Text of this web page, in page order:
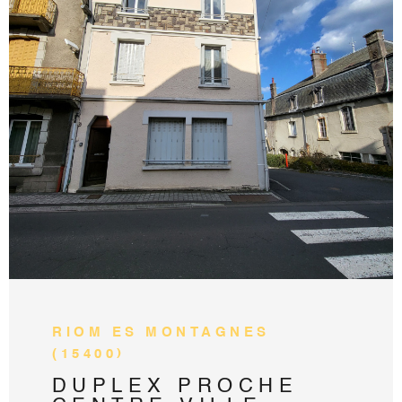
RIOM ES MONTAGNES
(15400)
DUPLEX PROCHE
VOIR LE BIEN